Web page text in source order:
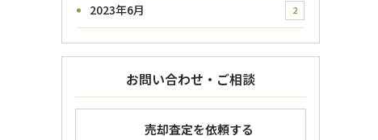
2023年6月 2
お問い合わせ・ご相談
売却査定を依頼する